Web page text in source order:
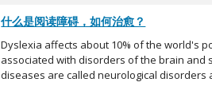
什么是阅读障碍，如何治愈？
Dyslexia affects about 10% of the world's
associated with disorders of the brain and
diseases are called neurological disorders